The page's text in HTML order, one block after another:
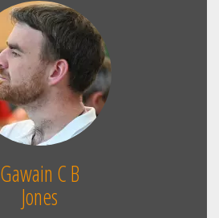
Gawain C B
Jones